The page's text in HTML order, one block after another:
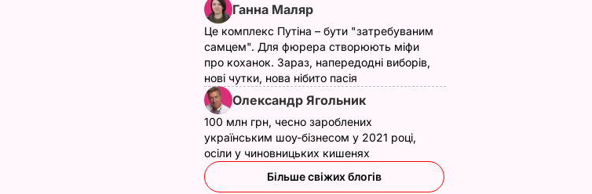
Ганна Маляр
Це комплекс Путіна – бути "затребуваним
самцем". Для фюрера створюють міфи
про коханок. Зараз, напередодні виборів,
нові чутки, нова нібито пасія
Олександр Ягольник
100 млн грн, чесно зароблених
українським шоу-бізнесом у 2021 році,
осіли у чиновницьких кишенях
Більше свіжих блогів